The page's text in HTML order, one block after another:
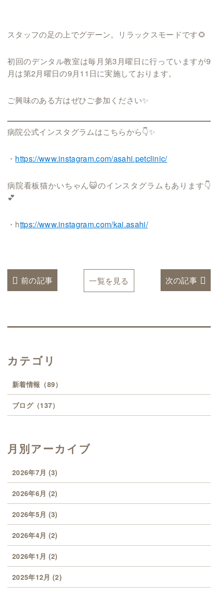
スタッフの足の上でグデーン。リラックスモードです🌻
初回のデンタル教室は毎月第3月曜日に行っていますが9
月は第2月曜日の9月11日に実施しております。
ご興味のある方はぜひご参加ください✨
病院公式インスタグラムはこちらから👇✨
・ https://www.instagram.com/asahi.petclinic/
病院看板猫かいちゃん😺のインスタグラムもあります👇
💕
・https://www.instagram.com/kai.asahi/
前の記事 一覧を見る 次の記事
カテゴリ
新着情報 （89）
ブログ（137）
月別アーカイブ
2026年7月 (3)
2026年6月 (2)
2026年5月 (3)
2026年4月 (2)
2026年1月 (2)
2025年12月 (2)